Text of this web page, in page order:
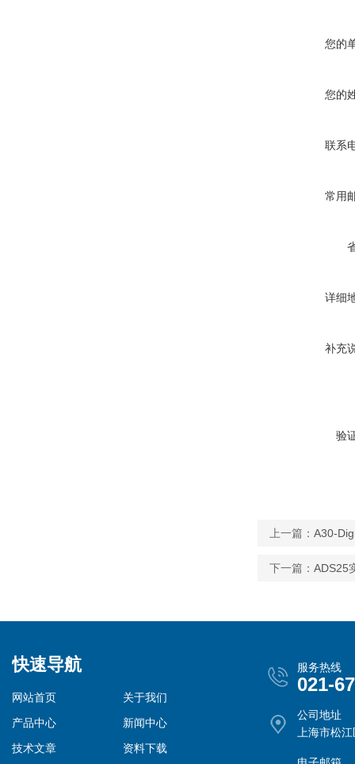
您的
您的
联系
常用
详细
补充
验
上一篇： A30-
下一篇： ADS25
快速导航
网站首页
关于我们
产品中心
新闻中心
技术文章
资料下载
服务热线
021-
公司地址
上海市松